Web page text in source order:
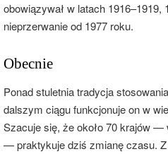
obowiązywał w latach 1916–1919,
nieprzerwanie od 1977 roku.
Obecnie
Ponad stuletnia tradycja
dalszym ciągu funkcjonuje on w
Szacuje się, że około 70 krajów
— praktykuje dziś zmianę czasu.